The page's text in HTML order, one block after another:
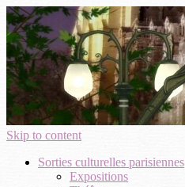
Skip to content
Sorties culturelles parisiennes
Expositions